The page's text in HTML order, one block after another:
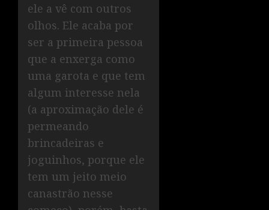
ele a vê com outros
olhos. Ele acaba por
ser a primeira pessoa
que a enxerga como
uma garota e que tem
algum interesse nela
(a aproximação dele é
permeando
brincadeiras e
joguinhos, porque ele
tem um jeito meio
canastrão nesse